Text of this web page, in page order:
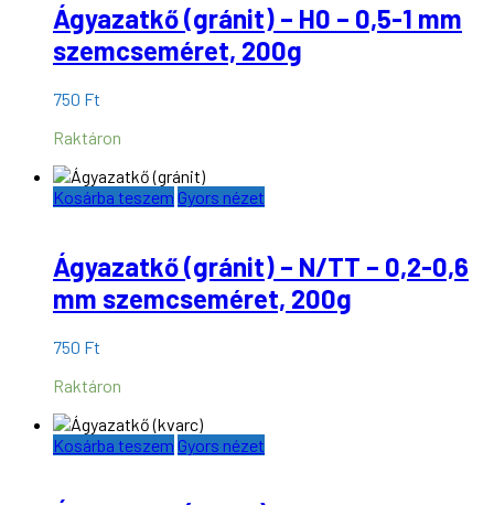
Ágyazatkő (gránit) – H0 – 0,5-1 mm
szemcseméret, 200g
750 Ft
Raktáron
Kosárba teszem Gyors nézet
Ágyazatkő (gránit) – N/TT – 0,2-0,6
mm szemcseméret, 200g
750 Ft
Raktáron
Kosárba teszem Gyors nézet